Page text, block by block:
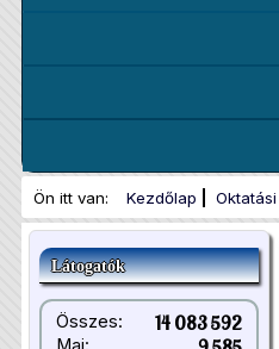
Ön itt van: Kezdőlap
Látogatók
Összes: 14 083 592